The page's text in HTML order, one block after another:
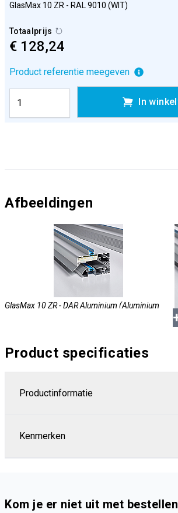
GlasMax 10 ZR - RAL 9010 (WIT)
Totaalprijs
€ 128,24
Product referentie meegeven
In
Afbeeldingen
GlasMax 10 ZR - DAR Aluminium (Aluminium
GlasMax 10 ZR - RAL 9001 (CREMEWIT)
Product specificaties
Productinformatie
Kenmerken
Kom je er niet uit met